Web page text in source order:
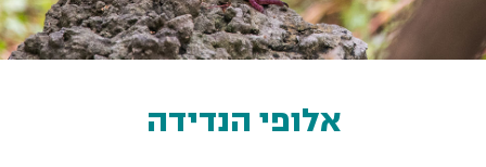
אלופי הנדידה